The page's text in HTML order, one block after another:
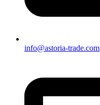
info@astoria-trade.com